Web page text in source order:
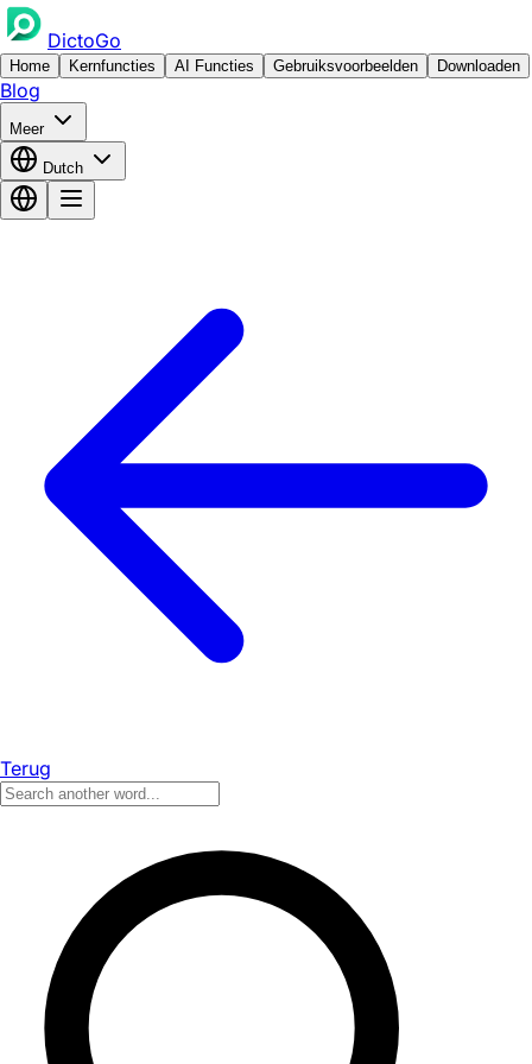
DictoGo
Home Kernfuncties AI Functies Gebruiksvoorbeelden Downloaden
Blog
Meer
Dutch
Terug